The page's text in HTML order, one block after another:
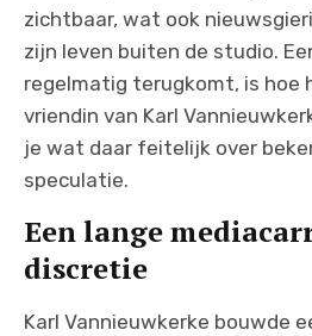
zichtbaar, wat ook
zijn leven buiten de studio.
regelmatig terugkomt, is hoe
vriendin van Karl
je wat daar feitelijk over
speculatie.
Een lange
discretie
Karl Vannieuwkerke bouwde